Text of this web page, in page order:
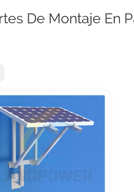
De Montaje En